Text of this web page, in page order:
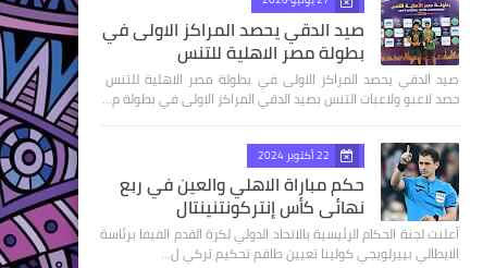
صيد الدقي يحصد المراكز الاولى في
بطولة مصر الاهلية للتنس
صيد الدقي يحصد المراكز الاولى في بطولة مصر الاهلية للتنس
حصد لاعبو ولاعبات التنس بصيد الدقي المراكز الاولى في بطولة م…
22 أكتوبر 2024
حكم مباراة الاهلي والعين في ربع
نهائى كأس إنتركونتنينتال
أعلنت لجنة الحكام الرئيسية بالاتحاد الدولي لكرة القدم الفيفا برئاسة
الايطالي بييرلويجي كولينا تعيين طاقم تحكيم تركي ل…